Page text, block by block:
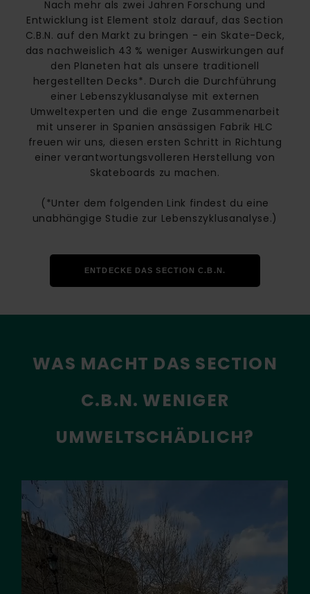
Nach mehr als zwei Jahren Forschung und
Entwicklung ist Element stolz darauf, das Section
C.B.N. auf den Markt zu bringen - ein Skate-Deck,
das nachweislich 43 % weniger Auswirkungen auf
den Planeten hat als unsere traditionell
hergestellten Decks*. Durch die Durchführung
einer Lebenszyklusanalyse mit externen
Umweltexperten und die enge Zusammenarbeit
mit unserer in Spanien ansässigen Fabrik HLC
freuen wir uns, diesen ersten Schritt in Richtung
einer verantwortungsvolleren Herstellung von
Skateboards zu machen.
(*Unter dem folgenden Link findest du eine
unabhängige Studie zur Lebenszyklusanalyse.)
ENTDECKE DAS SECTION C.B.N.
WAS MACHT DAS SECTION
C.B.N. WENIGER
UMWELTSCHÄDLICH?